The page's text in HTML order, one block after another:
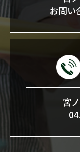
お問い
宮